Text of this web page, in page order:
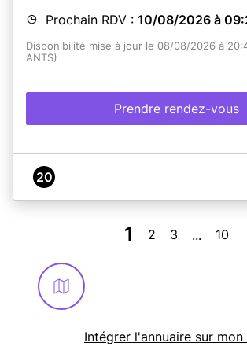
Prochain RDV : 10/08/2026 à
Disponibilité mise à jour le 08/08/2026 à
ANTS)
Prendre rendez-vous
20
1 2 3 ... 10
Intégrer l'annuaire sur mon